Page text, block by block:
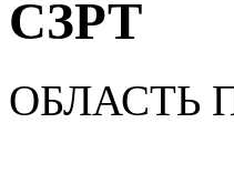
СЗРТ
ОБЛАСТЬ